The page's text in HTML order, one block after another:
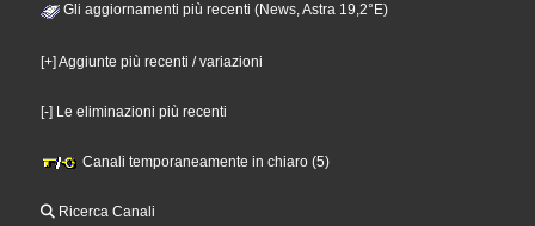
Gli aggiornamenti più recenti (News, Astra 19,2°E)
[+] Aggiunte più recenti / variazioni
[-] Le eliminazioni più recenti
Canali temporaneamente in chiaro (5)
Ricerca Canali